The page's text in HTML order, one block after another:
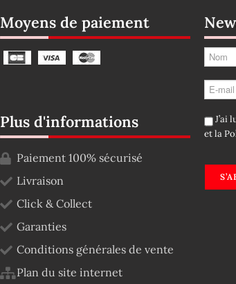
Moyens de paiement
Plus d'informations
Paiement 100% sécurisé
Livraison
Click & Collect
Garanties
Conditions générales de vente
Plan du site internet
J’ai
et la